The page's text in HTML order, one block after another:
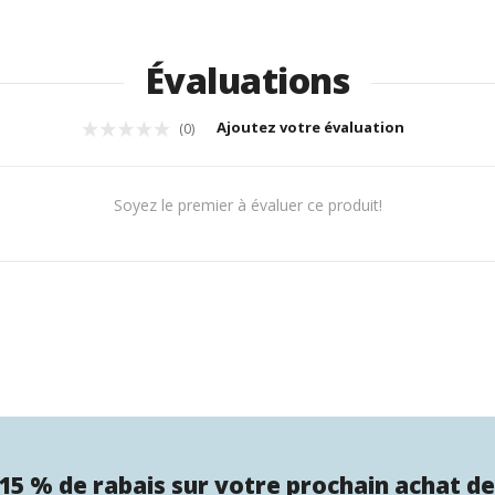
Évaluations
(0) Ajoutez votre évaluation
Soyez le premier à évaluer ce produit!
% de rabais sur votre prochain achat de